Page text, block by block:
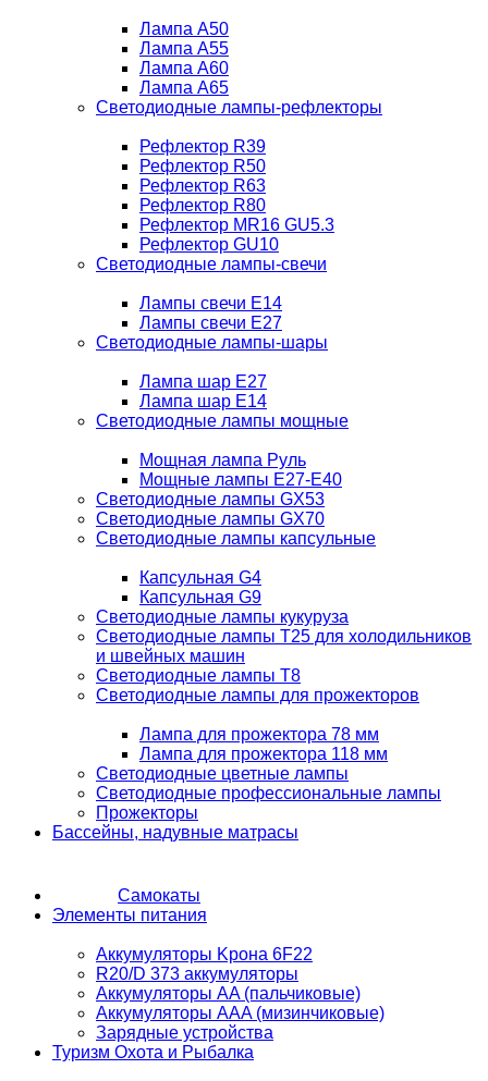
Лампа A50
Лампа A55
Лампа A60
Лампа A65
Светодиодные лампы-рефлекторы
Рефлектор R39
Рефлектор R50
Рефлектор R63
Рефлектор R80
Рефлектор MR16 GU5.3
Рефлектор GU10
Светодиодные лампы-свечи
Лампы свечи Е14
Лампы свечи Е27
Светодиодные лампы-шары
Лампа шар E27
Лампа шар Е14
Светодиодные лампы мощные
Мощная лампа Руль
Мощные лампы E27-E40
Светодиодные лампы GX53
Светодиодные лампы GX70
Светодиодные лампы капсульные
Капсульная G4
Капсульная G9
Светодиодные лампы кукуруза
Светодиодные лампы T25 для холодильников
и швейных машин
Светодиодные лампы T8
Светодиодные лампы для прожекторов
Лампа для прожектора 78 мм
Лампа для прожектора 118 мм
Светодиодные цветные лампы
Светодиодные профессиональные лампы
Прожекторы
Бассейны, надувные матрасы
Самокаты
Элементы питания
Аккумуляторы Kрона 6F22
R20/D 373 аккумуляторы
Аккумуляторы AA (пальчиковые)
Аккумуляторы AAA (мизинчиковые)
Зарядные устройства
Туризм Охота и Рыбалка